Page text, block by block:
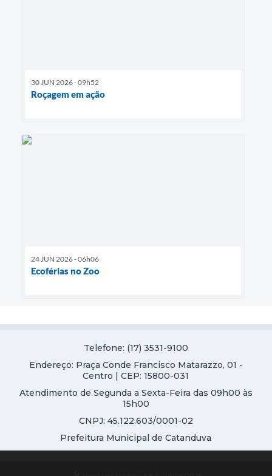
30 JUN 2026 - 09h52
Roçagem em ação
24 JUN 2026 - 06h06
Ecoférias no Zoo
Telefone: (17) 3531-9100
Endereço: Praça Conde Francisco Matarazzo, 01 -
Centro | CEP: 15800-031
Atendimento de Segunda a Sexta-Feira das 09h00 às
15h00
CNPJ: 45.122.603/0001-02
Prefeitura Municipal de Catanduva